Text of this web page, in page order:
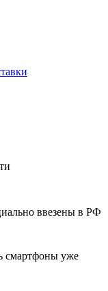
ввезены в РФ
смартфоны уже